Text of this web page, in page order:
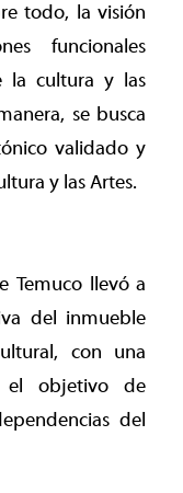
todo, la visión
funcionales
la cultura y las
se busca
validado y
y las Artes.
Temuco llevó a
del inmueble
con una
el objetivo de
del